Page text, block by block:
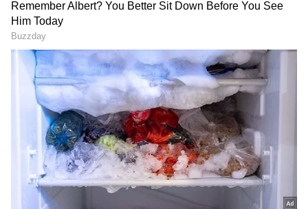
விழாவில் உங்கள் அனைவருடனும், நேரில்
கலந்து கொள்ள இயலாமல் போனதற்கு
வருந்துகிறேன்.